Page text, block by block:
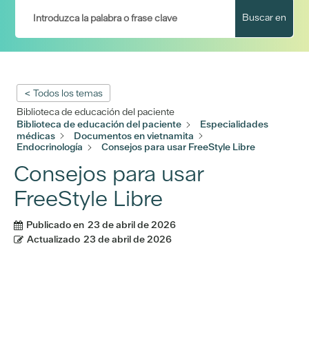
Buscar en
< Todos los temas
Biblioteca de educación del paciente
Biblioteca de educación del paciente
Especialidades
médicas
Documentos en vietnamita
Endocrinología
Consejos para usar FreeStyle Libre
Consejos para usar
FreeStyle Libre
Publicado en 23 de abril de 2026
Actualizado 23 de abril de 2026